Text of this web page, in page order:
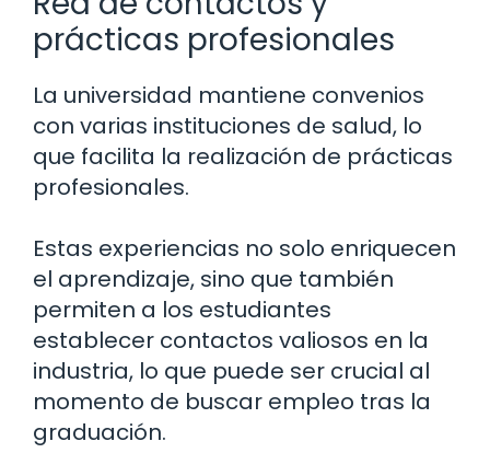
prácticas profesionales
La universidad mantiene convenios
con varias instituciones de salud, lo
que facilita la realización de prácticas
profesionales.
Estas experiencias no solo enriquecen
el aprendizaje, sino que también
permiten a los estudiantes
establecer contactos valiosos en la
industria, lo que puede ser crucial al
momento de buscar empleo tras la
graduación.